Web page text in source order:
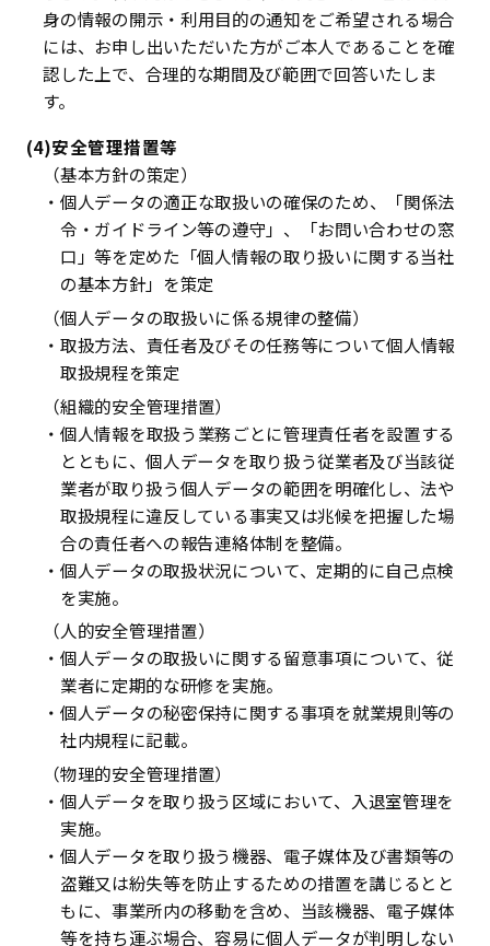
身の情報の開示・利用目的の通知をご希望される場合
には、お申し出いただいた方がご本人であることを確
認した上で、合理的な期間及び範囲で回答いたしま
す。
(4)安全管理措置等
（基本方針の策定）
・個人データの適正な取扱いの確保のため、「関係法
令・ガイドライン等の遵守」、「お問い合わせの窓
口」等を定めた「個人情報の取り扱いに関する当社
の基本方針」を策定
（個人データの取扱いに係る規律の整備）
・取扱方法、責任者及びその任務等について個人情報
取扱規程を策定
（組織的安全管理措置）
・個人情報を取扱う業務ごとに管理責任者を設置する
とともに、個人データを取り扱う従業者及び当該従
業者が取り扱う個人データの範囲を明確化し、法や
取扱規程に違反している事実又は兆候を把握した場
合の責任者への報告連絡体制を整備。
・個人データの取扱状況について、定期的に自己点検
を実施。
（人的安全管理措置）
・個人データの取扱いに関する留意事項について、従
業者に定期的な研修を実施。
・個人データの秘密保持に関する事項を就業規則等の
社内規程に記載。
（物理的安全管理措置）
・個人データを取り扱う区域において、入退室管理を
実施。
・個人データを取り扱う機器、電子媒体及び書類等の
盗難又は紛失等を防止するための措置を講じるとと
もに、事業所内の移動を含め、当該機器、電子媒体
等を持ち運ぶ場合、容易に個人データが判明しない